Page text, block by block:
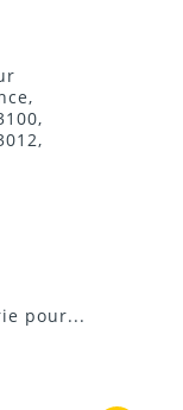
pour...